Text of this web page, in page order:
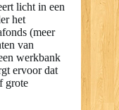
licht in een
het
(meer
van
werkbank
ervoor dat
grote